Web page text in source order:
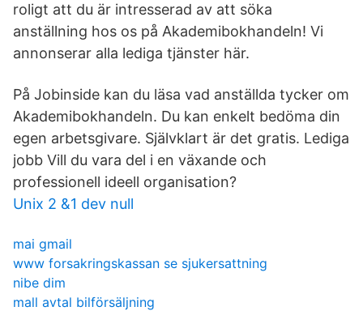
roligt att du är intresserad av att söka
anställning hos os på Akademibokhandeln! Vi
annonserar alla lediga tjänster här.
På Jobinside kan du läsa vad anställda tycker om
Akademibokhandeln. Du kan enkelt bedöma din
egen arbetsgivare. Självklart är det gratis. Lediga
jobb Vill du vara del i en växande och
professionell ideell organisation?
Unix 2 &1 dev null
mai gmail
www forsakringskassan se sjukersattning
nibe dim
mall avtal bilförsäljning